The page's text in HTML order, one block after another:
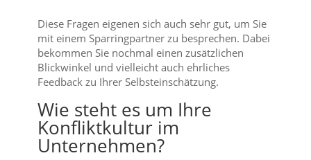
Diese Fragen eigenen sich auch sehr gut, um Sie
mit einem Sparringpartner zu besprechen. Dabei
bekommen Sie nochmal einen zusätzlichen
Blickwinkel und vielleicht auch ehrliches
Feedback zu Ihrer Selbsteinschätzung.
Wie steht es um Ihre
Konfliktkultur im
Unternehmen?